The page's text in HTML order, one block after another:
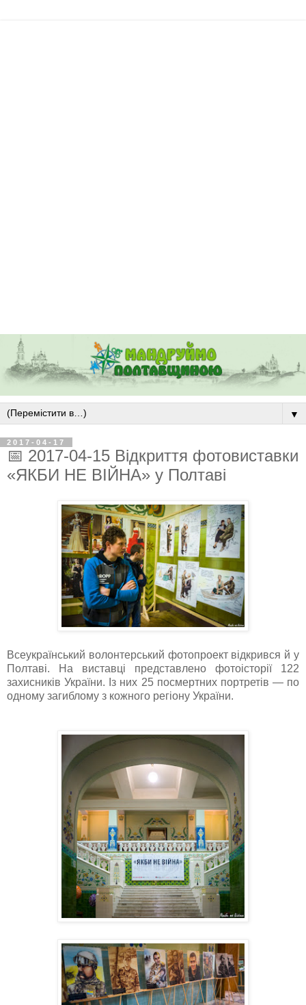
▼
2017-04-17
📅 2017-04-15 Відкриття фотовиставки
«ЯКБИ НЕ ВІЙНА» у Полтаві
Всеукраїнський волонтерський фотопроект відкрився й у
Полтаві. На виставці представлено фотоісторії 122
захисників України. Із них 25 посмертних портретів — по
одному загиблому з кожного регіону України.